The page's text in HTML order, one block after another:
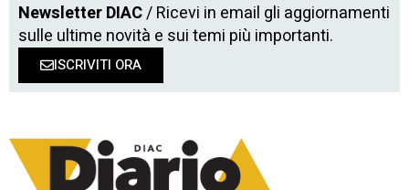
Newsletter DIAC/ Ricevi in email gli aggiornamenti
sulle ultime novità e sui temi più importanti.
ISCRIVITI ORA